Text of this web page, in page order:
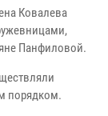
Ковалева
Панфиловой.
порядком.